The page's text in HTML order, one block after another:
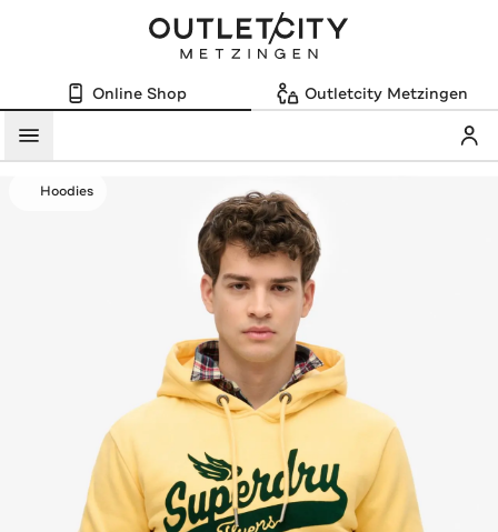
Online Shop Outletcity Metzingen
Menü
Hoodies